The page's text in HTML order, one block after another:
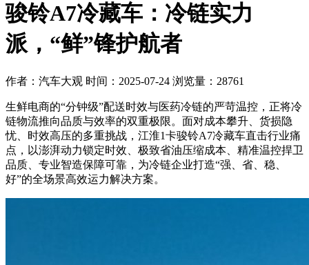
骏铃A7冷藏车：冷链实力
派，“鲜”锋护航者
作者：汽车大观 时间：2025-07-24 浏览量：28761
生鲜电商的“分钟级”配送时效与医药冷链的严苛温控，正将冷
链物流推向品质与效率的双重极限。面对成本攀升、货损隐
忧、时效高压的多重挑战，江淮1卡骏铃A7冷藏车直击行业痛
点，以澎湃动力锁定时效、极致省油压缩成本、精准温控捍卫
品质、专业智造保障可靠，为冷链企业打造“强、省、稳、
好”的全场景高效运力解决方案。